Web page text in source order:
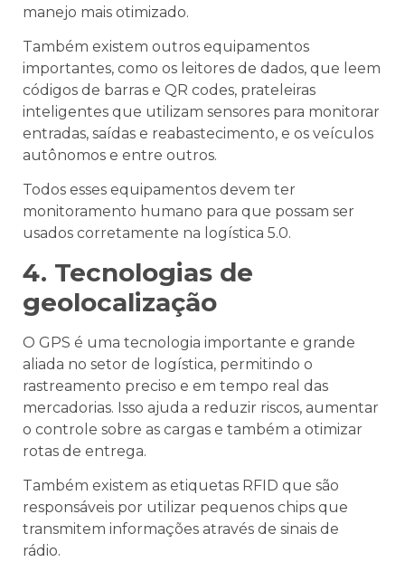
manejo mais otimizado.
Também existem outros equipamentos
importantes, como os leitores de dados, que leem
códigos de barras e QR codes, prateleiras
inteligentes que utilizam sensores para monitorar
entradas, saídas e reabastecimento, e os veículos
autônomos e entre outros.
Todos esses equipamentos devem ter
monitoramento humano para que possam ser
usados corretamente na logística 5.0.
4. Tecnologias de
geolocalização
O GPS é uma tecnologia importante e grande
aliada no setor de logística, permitindo o
rastreamento preciso e em tempo real das
mercadorias. Isso ajuda a reduzir riscos, aumentar
o controle sobre as cargas e também a otimizar
rotas de entrega.
Também existem as etiquetas RFID que são
responsáveis por utilizar pequenos chips que
transmitem informações através de sinais de
rádio.